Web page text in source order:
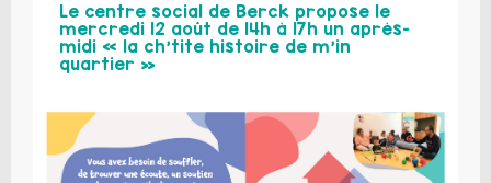
Le centre social de Berck propose le
mercredi 12 août de 14h à 17h un après-
midi « la ch’tite histoire de m’in
quartier »